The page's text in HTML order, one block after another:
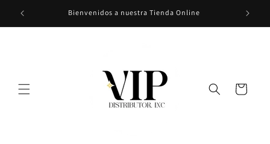
directamente
al contenido
Bienvenidos a nuestra Tienda Online
Carrito